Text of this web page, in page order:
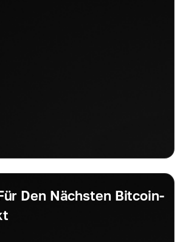
Den Nächsten Bitcoin-